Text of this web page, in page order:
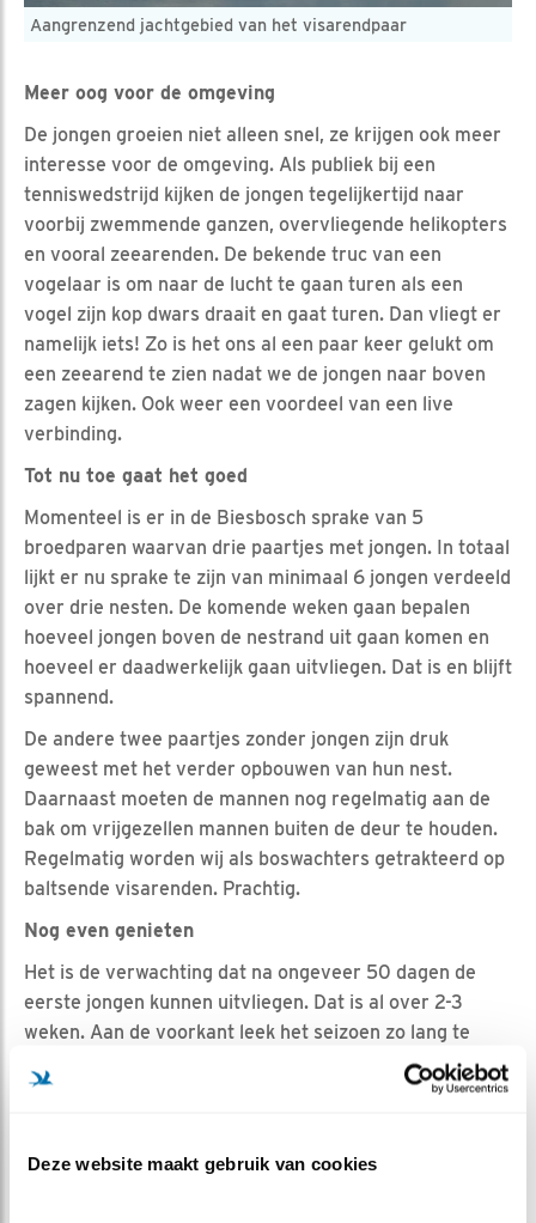
Deze website maakt gebruik van cookies
Aangrenzend jachtgebied van het visarendpaar
Meer oog voor de omgeving
De jongen groeien niet alleen snel, ze krijgen ook meer
interesse voor de omgeving. Als publiek bij een
tenniswedstrijd kijken de jongen tegelijkertijd naar
voorbij zwemmende ganzen, overvliegende helikopters
en vooral zeearenden. De bekende truc van een
vogelaar is om naar de lucht te gaan turen als een
vogel zijn kop dwars draait en gaat turen. Dan vliegt er
namelijk iets! Zo is het ons al een paar keer gelukt om
een zeearend te zien nadat we de jongen naar boven
zagen kijken. Ook weer een voordeel van een live
verbinding.
Tot nu toe gaat het goed
Momenteel is er in de Biesbosch sprake van 5
broedparen waarvan drie paartjes met jongen. In totaal
lijkt er nu sprake te zijn van minimaal 6 jongen verdeeld
over drie nesten. De komende weken gaan bepalen
hoeveel jongen boven de nestrand uit gaan komen en
hoeveel er daadwerkelijk gaan uitvliegen. Dat is en blijft
spannend.
De andere twee paartjes zonder jongen zijn druk
geweest met het verder opbouwen van hun nest.
Daarnaast moeten de mannen nog regelmatig aan de
bak om vrijgezellen mannen buiten de deur te houden.
Regelmatig worden wij als boswachters getrakteerd op
baltsende visarenden. Prachtig.
Nog even genieten
Het is de verwachting dat na ongeveer 50 dagen de
eerste jongen kunnen uitvliegen. Dat is al over 2-3
weken. Aan de voorkant leek het seizoen zo lang te
duren, nu zijn we er al bijna. Laten we er nog maar
even goed van genieten!